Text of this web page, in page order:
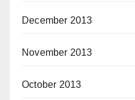
December 2013
November 2013
October 2013